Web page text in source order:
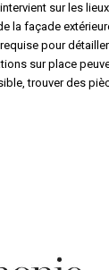
sur les
la façade
pour
sur place
trouver des